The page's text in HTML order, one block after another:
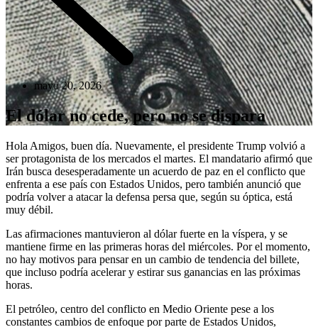
mayo 20, 2026
El dólar no cede, pero no se dispara
Hola Amigos, buen día. Nuevamente, el presidente Trump volvió a
ser protagonista de los mercados el martes. El mandatario afirmó que
Irán busca desesperadamente un acuerdo de paz en el conflicto que
enfrenta a ese país con Estados Unidos, pero también anunció que
podría volver a atacar la defensa persa que, según su óptica, está
muy débil.
Las afirmaciones mantuvieron al dólar fuerte en la víspera, y se
mantiene firme en las primeras horas del miércoles. Por el momento,
no hay motivos para pensar en un cambio de tendencia del billete,
que incluso podría acelerar y estirar sus ganancias en las próximas
horas.
El petróleo, centro del conflicto en Medio Oriente pese a los
constantes cambios de enfoque por parte de Estados Unidos,